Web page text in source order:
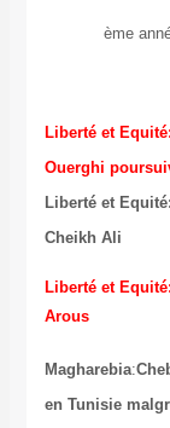
Liberté et
Ouerghi
Liberté et
Cheikh Ali
Liberté et
Arous
Magharebia:
en Tunisie